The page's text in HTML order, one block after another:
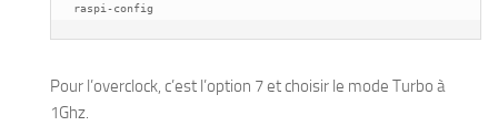
raspi-config
Pour l’overclock, c’est l’option 7 et choisir le mode Turbo à
1Ghz.